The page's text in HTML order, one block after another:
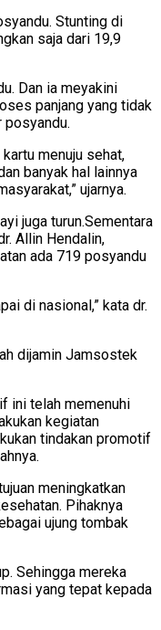
Stunting di
saja dari 19,9
Dan ia meyakini
panjang yang tidak
posyandu.
menuju sehat,
banyak hal lainnya
ujarnya.
juga turun.Sementara
Allin Hendalin,
ada 719 posyandu
di nasional,” kata dr.
dijamin Jamsostek
ini telah memenuhi
kegiatan
tindakan promotif
meningkatkan
Pihaknya
ujung tombak
Sehingga mereka
yang tepat kepada